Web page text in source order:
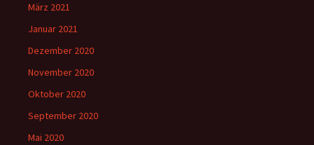
März 2021
Januar 2021
Dezember 2020
November 2020
Oktober 2020
September 2020
Mai 2020